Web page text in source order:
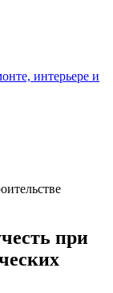
интерьере и
при